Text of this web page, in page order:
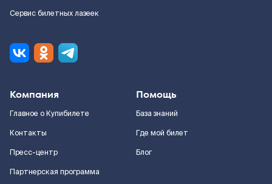
Сервис билетных лазеек
Компания
Главное о Купибилете
Контакты
Пресс-центр
Партнерская программа
Помощь
База знаний
Где мой билет
Блог